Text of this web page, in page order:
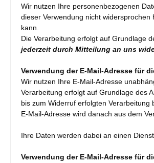
Wir nutzen Ihre personenbezogenen
dieser Verwendung nicht
kann.
Die Verarbeitung erfolgt auf Grundlage
jederzeit durch Mitteilung an uns
Verwendung der E-Mail-Adresse für
Wir nutzen Ihre E-Mail-Adresse
Verarbeitung erfolgt auf Grundlage des
bis zum Widerruf erfolgten
E-Mail-Adresse wird danach aus dem
Ihre Daten werden dabei an einen
Verwendung der E-Mail-Adresse für